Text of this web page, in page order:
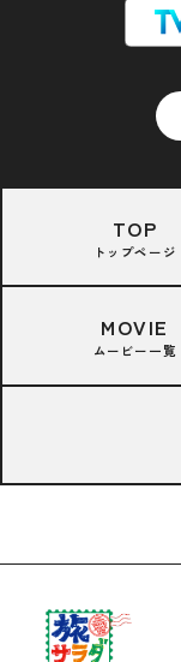
TOP
トップページ
MOVIE
ムービー一覧